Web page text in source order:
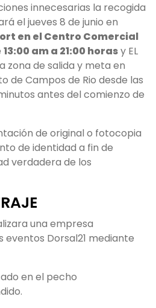
innecesarias la recogida
el jueves 8 de junio en
en el Centro Comercial
13:00 am a 21:00 horasy EL
zona de salida y meta en
de Campos de Rio desde las
antes del comienzo de
de original o fotocopia
de identidad a fin de
verdadera de los
una empresa
eventos Dorsal21 mediante
en el pecho